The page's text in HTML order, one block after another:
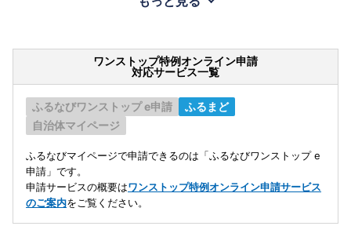
ワンストップ特例オンライン申請
対応サービス一覧
ふるなびワンストップ e申請
ふるまど
自治体マイページ
ふるなびマイページで申請できるのは「ふるなびワンストップ e
申請」です。
申請サービスの概要はワンストップ特例オンライン申請サービス
のご案内をご覧ください。